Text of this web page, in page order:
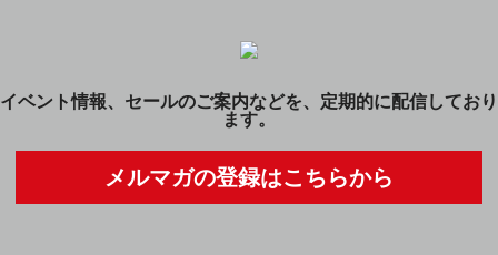
イベント情報、セールのご案内などを、定期的に配信しており
ます。
メルマガの登録はこちらから